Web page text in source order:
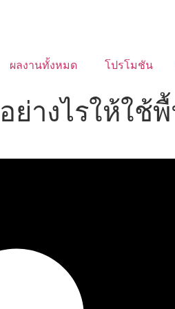
ผลงานทั้งหมด โปรโมชัน
ย่างไรให้ใช้